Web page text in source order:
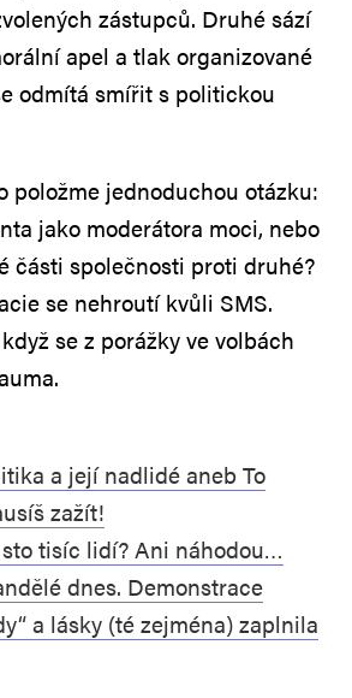
zástupců. Druhé sází
apel a tlak organizované
odmítá smířit s politickou
položme jednoduchou otázku:
jako moderátora moci, nebo
části společnosti proti druhé?
se nehroutí kvůli SMS.
se z porážky ve volbách
a její nadlidé aneb To
zažít!
tisíc lidí? Ani náhodou…
dnes. Demonstrace
a lásky (té zejména) zaplnila